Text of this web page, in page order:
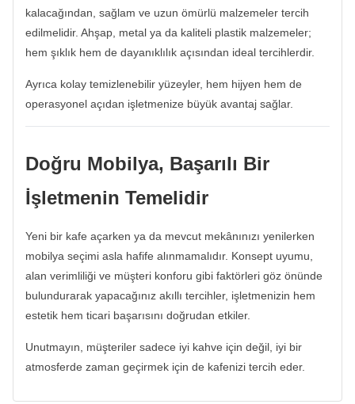
kalacağından, sağlam ve uzun ömürlü malzemeler tercih
edilmelidir. Ahşap, metal ya da kaliteli plastik malzemeler;
hem şıklık hem de dayanıklılık açısından ideal tercihlerdir.
Ayrıca kolay temizlenebilir yüzeyler, hem hijyen hem de
operasyonel açıdan işletmenize büyük avantaj sağlar.
Doğru Mobilya, Başarılı Bir
İşletmenin Temelidir
Yeni bir kafe açarken ya da mevcut mekânınızı yenilerken
mobilya seçimi asla hafife alınmamalıdır. Konsept uyumu,
alan verimliliği ve müşteri konforu gibi faktörleri göz önünde
bulundurarak yapacağınız akıllı tercihler, işletmenizin hem
estetik hem ticari başarısını doğrudan etkiler.
Unutmayın, müşteriler sadece iyi kahve için değil, iyi bir
atmosferde zaman geçirmek için de kafenizi tercih eder.